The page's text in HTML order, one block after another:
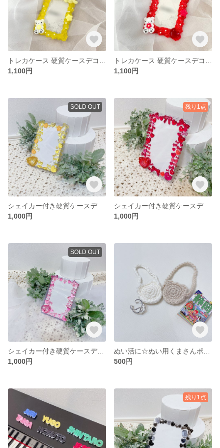
1,100円
1,100円
SOLD OUT
シェイカー付き硬質ケースデコ B7サイズ イエロー 黄色
1,000円
残り1点
シェイカー付き硬質ケースデコ B7サイズ レッド 赤
1,000円
SOLD OUT
シェイカー付き硬質ケースデコ B7サイズ ピンク
1,000円
500円
残り1点